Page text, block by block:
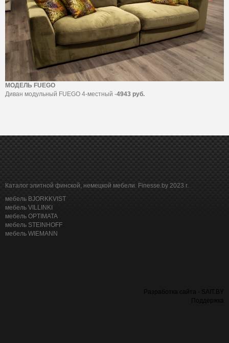
МОДЕЛЬ FUEGO
Диван модульный FUEGO 4-местный -4943 руб.
Каталог элитной финской, немецкой мебели. Finesse.by 2023 г.
мебель BJORKKVIST
мебель VILLINKI
мебель OPTIMATA
мебель STEINHOFF
мебель WIEMANN
Разработка сайта - SAIT.BY
Поддержка